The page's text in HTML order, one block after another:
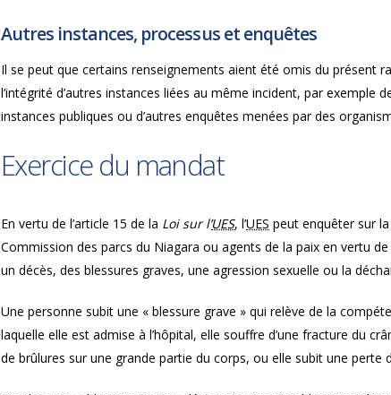
Autres instances, processus et enquêtes
Il se peut que certains renseignements aient été omis du présent
l’intégrité d’autres instances liées au même incident, par exemple
instances publiques ou d’autres enquêtes menées par des
Exercice du mandat
En vertu de l’article 15 de la Loi sur l’UES, l’UES peut enquêter sur
Commission des parcs du Niagara ou agents de la paix en vertu de
un décès, des blessures graves, une agression sexuelle ou la
Une personne subit une « blessure grave » qui relève de la
laquelle elle est admise à l’hôpital, elle souffre d’une fracture du
de brûlures sur une grande partie du corps, ou elle subit une perte